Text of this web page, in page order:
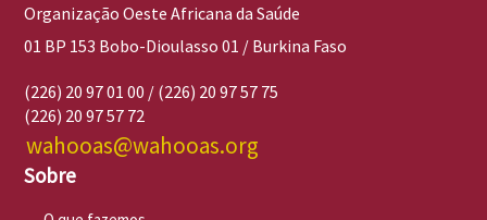
Organização Oeste Africana da Saúde
01 BP 153 Bobo-Dioulasso 01 / Burkina Faso
(226) 20 97 01 00 / (226) 20 97 57 75
(226) 20 97 57 72
wahooas@wahooas.org
Sobre